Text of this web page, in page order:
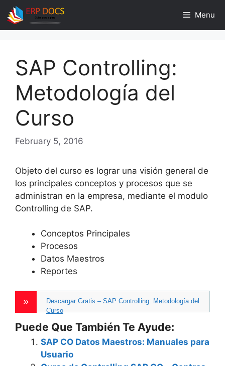
Skip
to
content
Menu
SAP Controlling:
Metodología del
Curso
February 5, 2016
Objeto del curso es lograr una visión general de
los principales conceptos y procesos que se
administran en la empresa, mediante el modulo
Controlling de SAP.
Conceptos Principales
Procesos
Datos Maestros
Reportes
Descargar Gratis – SAP Controlling: Metodología del
Curso
Puede Que También Te Ayude:
SAP CO Datos Maestros: Manuales para
Usuario